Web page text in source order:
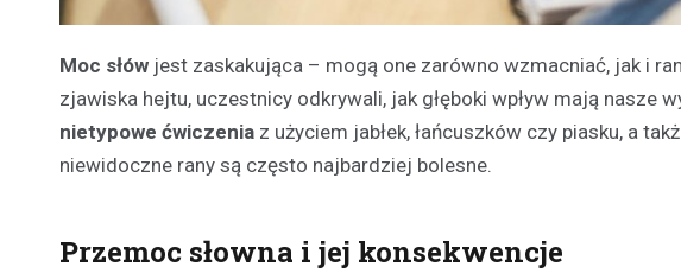
Moc słów jest zaskakująca – mogą one zarówno wzmacniać, jak i
zjawiska hejtu, uczestnicy odkrywali, jak głęboki wpływ mają nasze
nietypowe ćwiczenia z użyciem jabłek, łańcuszków czy piasku, a
niewidoczne rany są często najbardziej bolesne.
Przemoc słowna i jej konsekwencje